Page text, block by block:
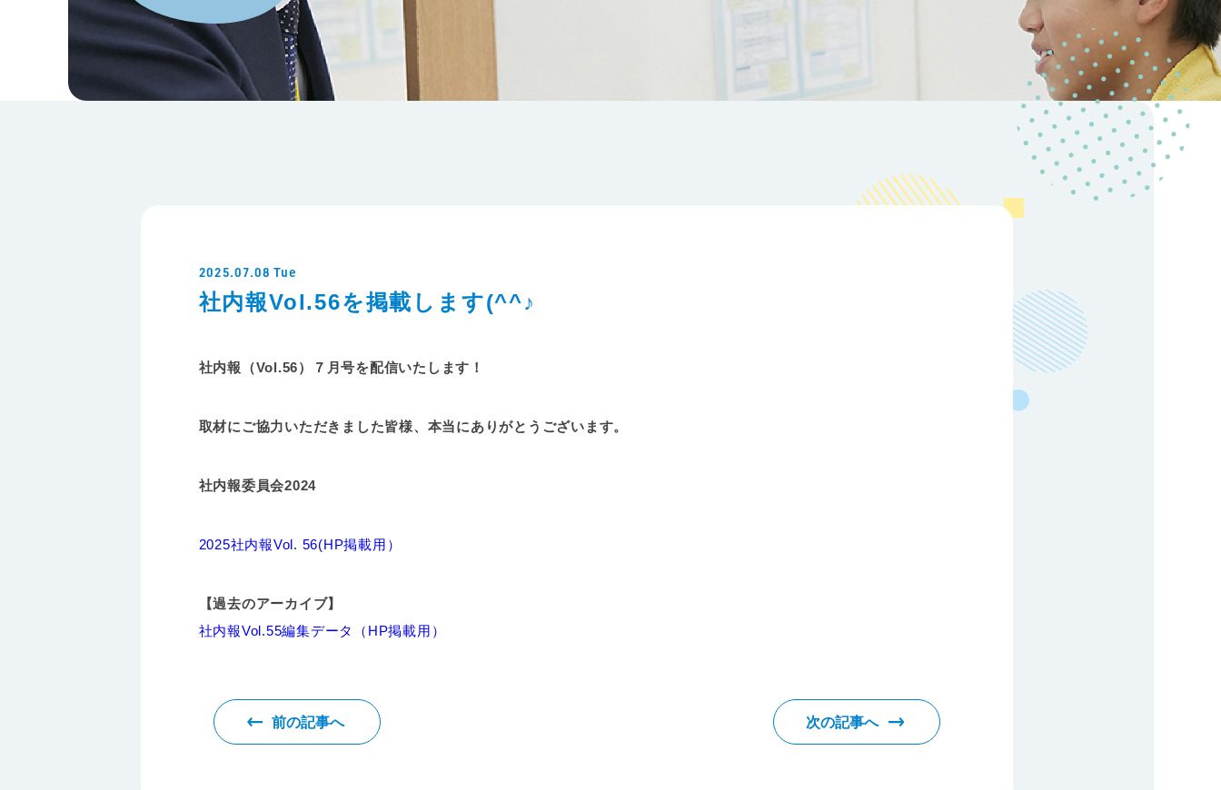
2025.07.08 Tue
社内報Vol.56を掲載します(^^♪
社内報（Vol.56）７月号を配信いたします！
取材にご協力いただきました皆様、本当にありがとうございます。
社内報委員会2024
2025社内報Vol. 56(HP掲載用）
【過去のアーカイブ】
社内報Vol.55編集データ（HP掲載用）
前の記事へ 次の記事へ